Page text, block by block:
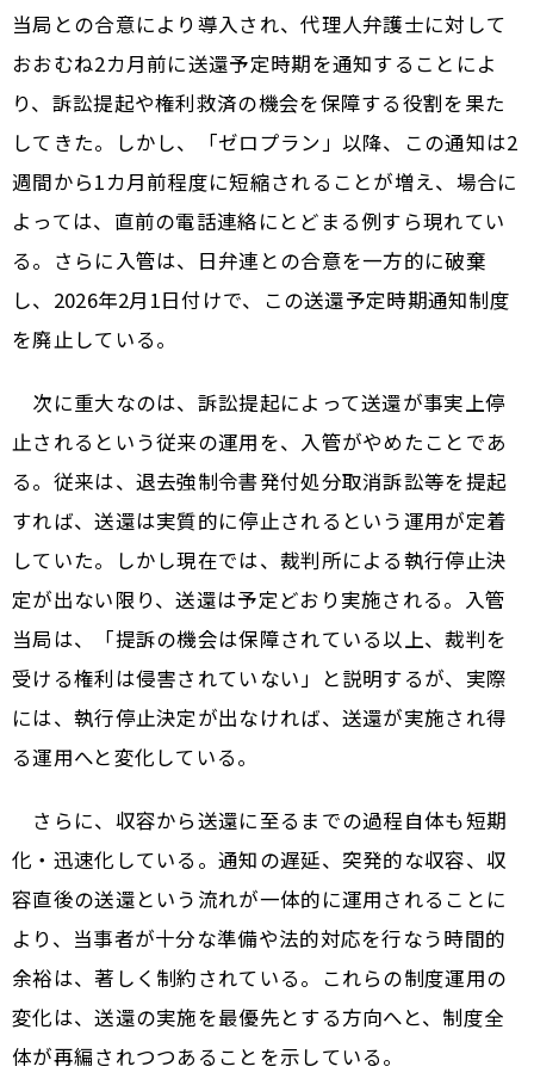
当局との合意により導入され、代理人弁護士に対して
おおむね2カ月前に送還予定時期を通知することによ
り、訴訟提起や権利救済の機会を保障する役割を果た
してきた。しかし、「ゼロプラン」以降、この通知は2
週間から1カ月前程度に短縮されることが増え、場合に
よっては、直前の電話連絡にとどまる例すら現れてい
る。さらに入管は、日弁連との合意を一方的に破棄
し、2026年2月1日付けで、この送還予定時期通知制度
を廃止している。
次に重大なのは、訴訟提起によって送還が事実上停
止されるという従来の運用を、入管がやめたことであ
る。従来は、退去強制令書発付処分取消訴訟等を提起
すれば、送還は実質的に停止されるという運用が定着
していた。しかし現在では、裁判所による執行停止決
定が出ない限り、送還は予定どおり実施される。入管
当局は、「提訴の機会は保障されている以上、裁判を
受ける権利は侵害されていない」と説明するが、実際
には、執行停止決定が出なければ、送還が実施され得
る運用へと変化している。
さらに、収容から送還に至るまでの過程自体も短期
化・迅速化している。通知の遅延、突発的な収容、収
容直後の送還という流れが一体的に運用されることに
より、当事者が十分な準備や法的対応を行なう時間的
余裕は、著しく制約されている。これらの制度運用の
変化は、送還の実施を最優先とする方向へと、制度全
体が再編されつつあることを示している。